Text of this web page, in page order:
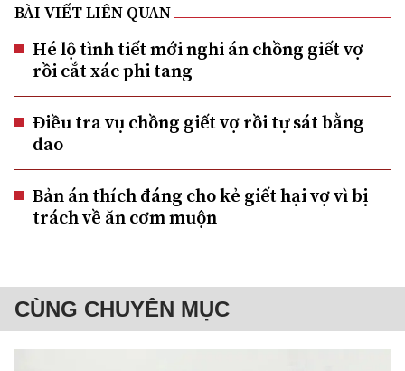
BÀI VIẾT LIÊN QUAN
Hé lộ tình tiết mới nghi án chồng giết vợ
rồi cắt xác phi tang
Điều tra vụ chồng giết vợ rồi tự sát bằng
dao
Bản án thích đáng cho kẻ giết hại vợ vì bị
trách về ăn cơm muộn
CÙNG CHUYÊN MỤC